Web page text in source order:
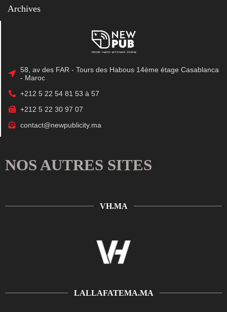
Archives
58, av des FAR - Tours des Habous 14ème étage Casablanca
- Maroc
+212 5 22 54 81 53 à 57
+212 5 22 30 97 07
contact@newpublicity.ma
NOS AUTRES SITES
VH.MA
LALLAFATEMA.MA